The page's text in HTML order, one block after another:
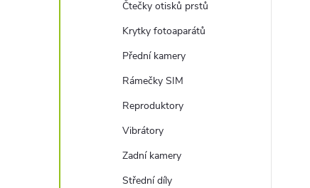
Čtečky otisků prstů
Krytky fotoaparátů
Přední kamery
Rámečky SIM
Reproduktory
Vibrátory
Zadní kamery
Střední díly